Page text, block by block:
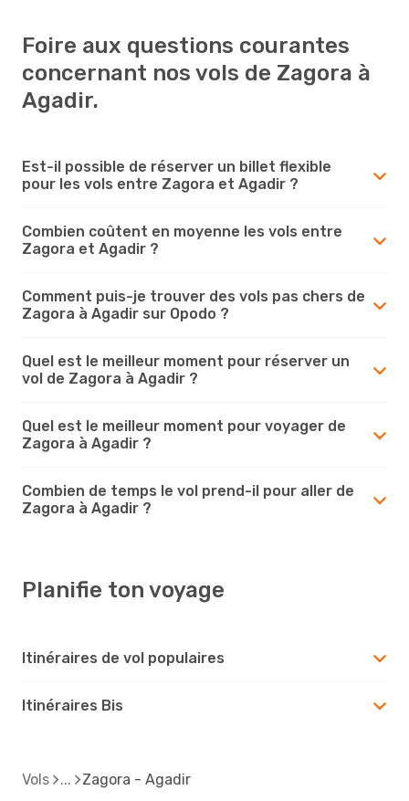
Foire aux questions courantes
concernant nos vols de Zagora à
Agadir.
Est-il possible de réserver un billet flexible
pour les vols entre Zagora et Agadir ?
Combien coûtent en moyenne les vols entre
Zagora et Agadir ?
Comment puis-je trouver des vols pas chers de
Zagora à Agadir sur Opodo ?
Quel est le meilleur moment pour réserver un
vol de Zagora à Agadir ?
Quel est le meilleur moment pour voyager de
Zagora à Agadir ?
Combien de temps le vol prend-il pour aller de
Zagora à Agadir ?
Planifie ton voyage
Itinéraires de vol populaires
Itinéraires Bis
Vols Zagora - Agadir